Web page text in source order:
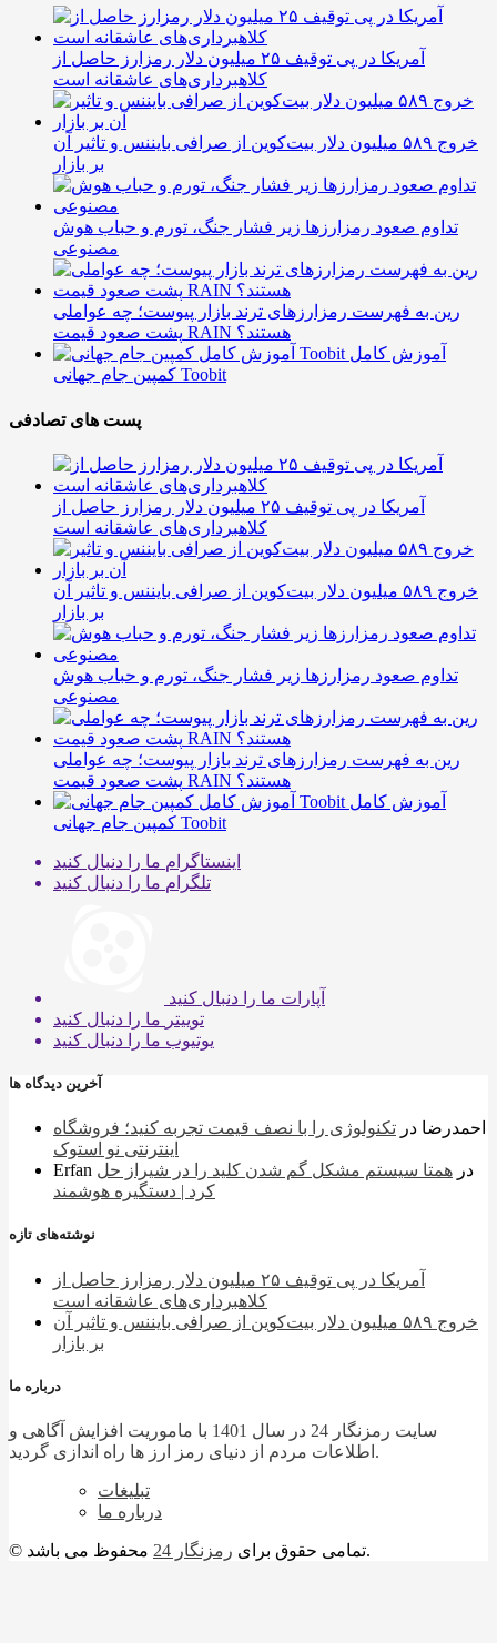
آمریکا در پی توقیف ۲۵ میلیون دلار رمزارز حاصل از
کلاهبرداری‌های عاشقانه است
خروج ۵۸۹ میلیون دلار بیت‌کوین از صرافی بایننس و تاثیر آن
بر بازار
تداوم صعود رمزارزها زیر فشار جنگ، تورم و حباب هوش
مصنوعی
رین به فهرست رمزارزهای ترند بازار پیوست؛ چه عواملی
پشت صعود قیمت RAIN هستند؟
آموزش کامل
کمپین جام جهانی Toobit
پست های تصادفی
آمریکا در پی توقیف ۲۵ میلیون دلار رمزارز حاصل از
کلاهبرداری‌های عاشقانه است
خروج ۵۸۹ میلیون دلار بیت‌کوین از صرافی بایننس و تاثیر آن
بر بازار
تداوم صعود رمزارزها زیر فشار جنگ، تورم و حباب هوش
مصنوعی
رین به فهرست رمزارزهای ترند بازار پیوست؛ چه عواملی
پشت صعود قیمت RAIN هستند؟
آموزش کامل
کمپین جام جهانی Toobit
اینستاگرام ما را دنبال کنید
تلگرام ما را دنبال کنید
آپارات ما را دنبال کنید
توییتر ما را دنبال کنید
یوتیوب ما را دنبال کنید
آخرین دیدگاه ها
احمدرضا در تکنولوژی را با نصف قیمت تجربه کنید؛ فروشگاه
اینترنتی نو استوک
Erfan
در همتا سیستم مشکل گم شدن کلید را در شیراز حل
کرد | دستگیره هوشمند
نوشته‌های تازه
آمریکا در پی توقیف ۲۵ میلیون دلار رمزارز حاصل از
کلاهبرداری‌های عاشقانه است
خروج ۵۸۹ میلیون دلار بیت‌کوین از صرافی بایننس و تاثیر آن
بر بازار
درباره ما
سایت رمزنگار 24 در سال 1401 با ماموریت افزایش آگاهی و
اطلاعات مردم از دنیای رمز ارز ها راه اندازی گردید.
تبلیغات
درباره ما
© تمامی حقوق برای رمزنگار 24 محفوظ می باشد.